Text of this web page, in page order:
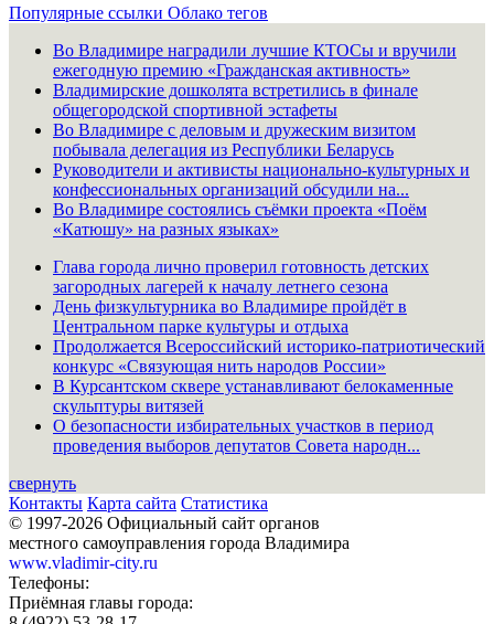
Популярные ссылки Облако тегов
Во Владимире наградили лучшие КТОСы и вручили
ежегодную премию «Гражданская активность»
Владимирские дошколята встретились в финале
общегородской спортивной эстафеты
Во Владимире с деловым и дружеским визитом
побывала делегация из Республики Беларусь
Руководители и активисты национально-культурных и
конфессиональных организаций обсудили на...
Во Владимире состоялись съёмки проекта «Поём
«Катюшу» на разных языках»
Глава города лично проверил готовность детских
загородных лагерей к началу летнего сезона
День физкультурника во Владимире пройдёт в
Центральном парке культуры и отдыха
Продолжается Всероссийский историко-патриотический
конкурс «Связующая нить народов России»
В Курсантском сквере устанавливают белокаменные
скульптуры витязей
О безопасности избирательных участков в период
проведения выборов депутатов Совета народн...
свернуть
Контакты Карта сайта Статистика
© 1997-2026 Официальный сайт органов
местного самоуправления города Владимира
www.vladimir-city.ru
Телефоны:
Приёмная главы города: